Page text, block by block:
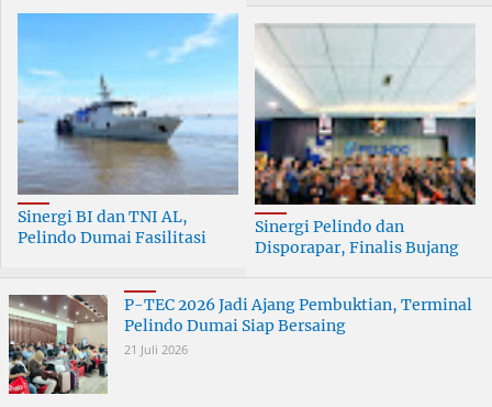
Sinergi BI dan TNI AL,
Pelindo Dumai Fasilitasi
Sinergi Pelindo dan
Disporapar, Finalis Bujang
P-TEC 2026 Jadi Ajang Pembuktian, Terminal
Pelindo Dumai Siap Bersaing
21 Juli 2026